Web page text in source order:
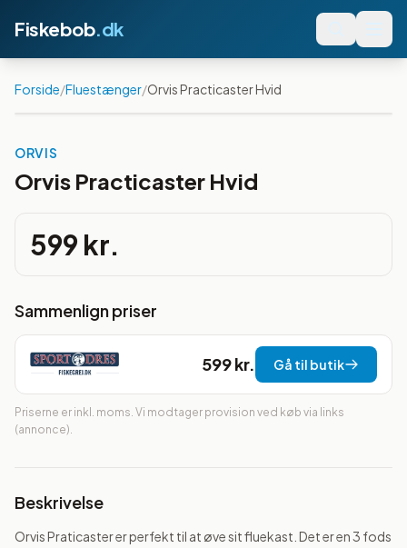
Fiskebob.dk
Forside/Fluestænger/Orvis Practicaster Hvid
ORVIS
Orvis Practicaster Hvid
599 kr.
Sammenlign priser
599 kr. Gå til butik
Priserne er inkl. moms. Vi modtager provision ved køb via links
(annonce).
Beskrivelse
Orvis Praticaster er perfekt til at øve sit fluekast. Det er en 3 fods